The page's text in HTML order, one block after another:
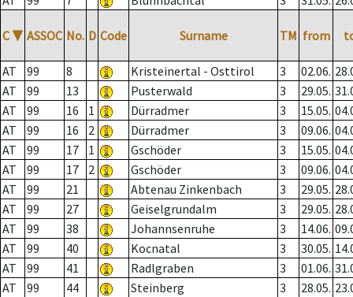
C ▼ ASSOC No. D Code Surname TM from
AT 99 8 Kristeinertal - Osttirol 3 02.06.
AT
99 13 Pusterwald 3 29.05.
AT
99 16 1 Dürradmer 3 15.05.
AT
99 16 2 Dürradmer 3 09.06.
AT
99 17 1 Gschöder 3 15.05.
AT
99 17 2 Gschöder 3 09.06.
AT
99 21 Abtenau Zinkenbach 3 29.05.
AT
99 27 Geiselgrundalm 3 29.05.
AT
99 38 Johannsenruhe 3 14.06.
AT
99 40 Kocnatal 3 30.05.
AT
99 41 Radlgraben 3 01.06.
AT
99 44 Steinberg 3 28.05.